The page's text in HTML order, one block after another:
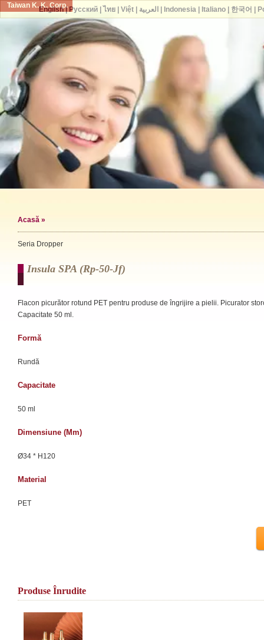
Taiwan K. K. Corp.
Acasă »
Seria Dropper
Insula SPA (rp-50-Jf)
Flacon picurător rotund PET pentru produse de îngrijire a pielii. Picurator
Capacitate 50 ml.
Formă
Rundă
Capacitate
50 ml
Dimensiune (mm)
Ø34 * H120
Material
PET
Produse Înrudite
English| Русский| ไทย| Việt| العربية Indonesia| Italiano| 한국어